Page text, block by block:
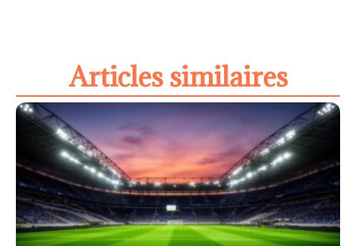
Articles similaires